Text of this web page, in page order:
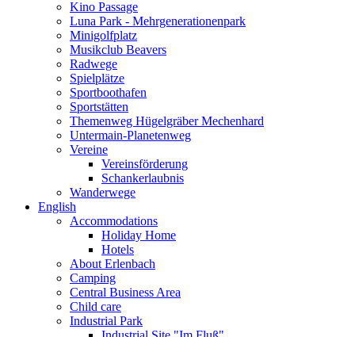
Kino Passage
Luna Park - Mehrgenerationenpark
Minigolfplatz
Musikclub Beavers
Radwege
Spielplätze
Sportboothafen
Sportstätten
Themenweg Hügelgräber Mechenhard
Untermain-Planetenweg
Vereine
Vereinsförderung
Schankerlaubnis
Wanderwege
English
Accommodations
Holiday Home
Hotels
About Erlenbach
Camping
Central Business Area
Child care
Industrial Park